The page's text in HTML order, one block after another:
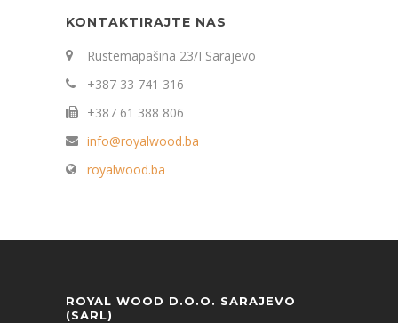
KONTAKTIRAJTE NAS
Rustemapašina 23/I Sarajevo
+387 33 741 316
+387 61 388 806
info@royalwood.ba
royalwood.ba
ROYAL WOOD D.O.O. SARAJEVO
(SARL)